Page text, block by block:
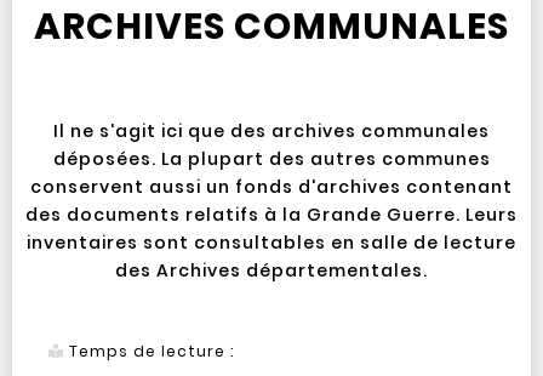
ARCHIVES COMMUNALES
Il ne s'agit ici que des archives communales
déposées. La plupart des autres communes
conservent aussi un fonds d'archives contenant
des documents relatifs à la Grande Guerre. Leurs
inventaires sont consultables en salle de lecture
des Archives départementales.
Temps de lecture :